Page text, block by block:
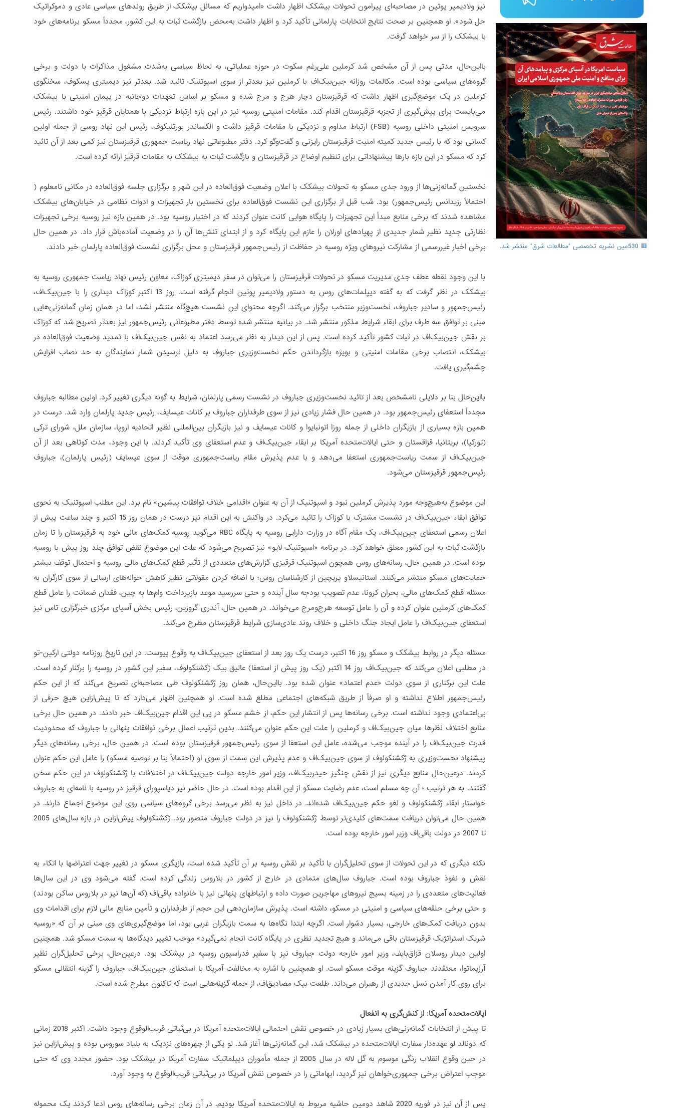
نیز ولادیمیر پوتین در مصاحبه‌ای پیرامون تحولات بیشکک اظهار داشت «امیدواریم که مسائل بیشکک از طریق روندهای سیاسی عادی و دموکراتیک
حل شود». او همچنین بر صحت نتایج انتخابات پارلمانی تأکید کرد و اظهار داشت به‌محض بازگشت ثبات به این کشور، مجدداً مسکو برنامه‌های خود
با بیشکک را از سر خواهد گرفت.
بااین‌حال، مدتی پس از آن مشخص شد کرملین علی‌رغم سکوت در حوزه عملیاتی، به لحاظ سیاسی به‌شدت مشغول مذاکرات با دولت و برخی
گروه‌های سیاسی بوده است. مکالمات روزانه جین‌بیک‌اف با کرملین نیز بعدتر از سوی اسپوتنیک تائید ‌شد. بعدتر نیز دیمیتری پسکوف، سخنگوی
کرملین در یک موضع‌گیری اظهار داشت که قرقیزستان دچار هرج و مرج شده و مسکو بر اساس تعهدات دوجانبه در پیمان امنیتی با بیشکک
می‌بایست برای پیش‌گیری از تجزیه قرقیزستان اقدام کند. مقامات امنیتی روسیه نیز در این بازه ارتباط نزدیکی با همتایان قرقیز خود داشتند. رئیس
سرویس امنیتی داخلی روسیه (FSB) ارتباط مداوم و نزدیکی با مقامات قرقیز داشت و الکساندر بورتنیکوف، رئیس این نهاد روسی از جمله اولین
کسانی بود که با رئیس جدید کمیته امنیت قرقیزستان رایزنی و گفت‌و‌گو کرد. دفتر مطبوعاتی نهاد ریاست جمهوری قرقیزستان نیز کمی بعد از آن تائید
کرد که مسکو در این بازه بارها پیشنهاداتی برای تنظیم اوضاع در قرقیزستان و بازگشت ثبات به بیشکک به مقامات قرقیز ارائه کرده است.
نخستین گمانه‌زنی‌ها از ورود جدی مسکو به تحولات بیشکک با اعلان وضعیت فوق‌العاده در این شهر و برگزاری جلسه فوق‌العاده در مکانی نامعلوم (
احتمالاً رزیدانس رئیس‌جمهور) بود. شب قبل از برگزاری این نشست فوق‌العاده برای نخستین بار تجهیزات و ادوات نظامی در خیابان‌های بیشکک
مشاهده شدند که برخی منابع مبدأ این تجهیزات را پایگاه هوایی کانت عنوان کردند که در اختیار روسیه بود. در همین بازه نیز روسیه برخی تجهیزات
نظارتی جدید نظیر شمار جدیدی از پهپادهای اورلان را عازم این پایگاه کرد و از ابتدای تنش‌ها آن را در وضعیت آماده‌باش قرار داد. در همین حال
برخی اخبار غیررسمی از مشارکت نیروهای ویژه روسیه در حفاظت از رئیس‌جمهور قرقیزستان و محل برگزاری نشست فوق‌العاده پارلمان خبر دادند.
با این وجود نقطه عطف جدی مدیریت مسکو در تحولات قرقیزستان را می‌توان در سفر دیمیتری کوزاک، معاون رئیس نهاد ریاست جمهوری روسیه به
بیشکک در نظر گرفت که به گفته دیپلمات‌های روس به دستور ولادیمیر پوتین انجام گرفته است. روز 13 اکتبر کوزاک دیداری را با جین‌بیک‌اف،
رئیس‌جمهور و سادیر جباروف، نخست‌وزیر منتخب برگزار می‌کند. اگرچه محتوای این نشست هیچ‌گاه منتشر نشد، اما در همان زمان گمانه‌زنی‌هایی
مبنی بر توافق سه طرف برای ابقاء شرایط مذکور منتشر شد. در بیانیه منتشر شده توسط دفتر مطبوعاتی رئیس‌جمهور نیز بعدتر تصریح شد که کوزاک
بر نقش جین‌بیک‌اف در ثبات کشور تأکید کرده است. پس از این دیدار به نظر می‌رسد اعتماد به نفس جین‌بیک‌اف با تمدید وضعیت فوق‌العاده در
بیشکک، انتصاب برخی مقامات امنیتی و بویژه بازگرداندن حکم نخست‌وزیری جباروف به دلیل نرسیدن شمار نمایندگان به حد نصاب افزایش
چشم‌گیری یافت.
بااین‌حال بنا بر دلایلی نامشخص بعد از تائید نخست‌وزیری جباروف در نشست رسمی پارلمان، شرایط به گونه دیگری تغییر کرد. اولین مطالبه جباروف
مجدداً استعفای رئیس‌جمهور بود. در همین حال فشار زیادی نیز از سوی طرفداران جباروف بر کانات عیسایف، رئیس جدید پارلمان وارد شد. درست در
همین بازه بسیاری از بازیگران داخلی از جمله روزا اتونبایوا و کانات عیسایف و نیز بازیگران بین‌المللی نظیر اتحادیه اروپا، سازمان ملل، شورای ترکی
(تورکپا)، بریتانیا، قزاقستان و حتی ایالات‌متحده آمریکا بر ابقاء جین‌بیک‌اف و عدم استعفای وی تأکید کردند. با این وجود، مدت کوتاهی بعد از آن
جین‌بیک‌اف از سمت ریاست‌جمهوری استعفا می‌دهد و با عدم پذیرش مقام ریاست‌جمهوری موقت از سوی عیسایف (رئیس پارلمان)، جباروف
رئیس‌جمهور قرقیزستان می‌شود.
این موضوع به‌هیچ‌وجه مورد پذیرش کرملین نبود و اسپوتنیک از آن به عنوان «اقدامی خلاف توافقات پیشین» نام برد. این مطلب اسپوتنیک به نحوی
توافق ابقاء جین‌بیک‌اف در نشست مشترک با کوزاک را تائید می‌کرد. در واکنش به این اقدام نیز درست در همان روز 15 اکتبر و چند ساعت پیش از
اعلان رسمی استعفای جین‌بیک‌اف، یک مقام آگاه در وزارت دارایی روسیه به پایگاه RBC می‌گوید روسیه کمک‌های مالی خود به قرقیزستان را تا زمان
بازگشت ثبات به این کشور معلق خواهد کرد. در برنامه «اسپوتنیک لایو» نیز تصریح می‌شود که علت این موضوع نقض توافق چند روز پیش با روسیه
بوده است. در همین حال، رسانه‌های روس‌ همچون اسپوتنیک قرقیزی گزارش‌های متعددی از تأثیر قطع کمک‌های مالی روسیه و احتمال توقف بیشتر
حمایت‌های مسکو منتشر می‌کنند. استانیسلاو پریچین از کارشناسان روس؛ با اضافه کردن مقولاتی نظیر کاهش حواله‌های ارسالی از سوی کارگران به
مسئله قطع کمک‌های مالی، بحران کرونا، عدم تصویب بودجه سال آینده و حتی سررسید موعد بازپرداخت وام‌ها به چین، فقدان ضمانت را عامل قطع
کمک‌های کرملین عنوان کرده و آن را عامل توسعه هرج‌و‌مرج می‌خواند. در همین حال، آندری گروزین، رئیس بخش آسیای مرکزی خبرگزاری تاس نیز
استعفای جین‌بیک‌اف را عامل ایجاد جنگ داخلی و خلاف روند عادی‌سازی شرایط قرقیزستان مطرح می‌کند.
مسئله دیگر در روابط بیشکک و مسکو روز 16 اکتبر، درست یک روز بعد از استعفای جین‌بیک‌اف به وقوع پیوست. در این تاریخ روزنامه دولتی ارکین-تو
در مطلبی اعلان می‌کند که جین‌بیک‌اف روز 14 اکتبر (یک روز پیش از استعفا) عالیق بیک ژکشنکولوف، سفیر این کشور در روسیه را برکنار کرده است.
علت این برکناری از سوی دولت «عدم اعتماد» عنوان شده بود. بااین‌حال، همان روز ژکشنکولوف طی مصاحبه‌ای تصریح می‌کند که از این حکم
رئیس‌جمهور اطلاع نداشته و او صرفاً از طریق شبکه‌های اجتماعی مطلع شده است. او همچنین اظهار می‌دارد که تا پیش‌ازاین هیچ حرفی از
بی‌اعتمادی وجود نداشته است. برخی رسانه‌ها پس از انتشار این حکم، از خشم مسکو در پی این اقدام جین‌بیک‌اف خبر دادند. در همین حال برخی
منابع اختلاف نظرها میان جین‌بیک‌اف و کرملین را علت این حکم عنوان می‌کنند. بدین ترتیب اعمال برخی توافقات پنهانی با جباروف که محدودیت
قدرت جین‌بیک‌اف را در آینده موجب می‌شده، عامل این استعفا از سوی رئیس‌جمهور قرقیزستان بوده است. در همین حال، برخی رسانه‌های دیگر
پیشنهاد نخست‌وزیری به ژکشنکولوف از سوی جین‌بیک‌اف و عدم پذیرش این سمت از سوی او (احتمالاً بنا بر توصیه مسکو) را عامل این حکم عنوان
کردند. درعین‌حال منابع دیگری نیز از نقش چنگیز حیدربیک‌اف، وزیر امور خارجه دولت جین‌بیک‌اف در اختلافات با ژکشنکولوف در این حکم سخن
گفتند. به هر ترتیب ؛ آن چه مسلم است، عدم رضایت مسکو از این اقدام بوده است. در حال حاضر نیز دیاسپورای قرقیز در روسیه با نامه‌ای به جباروف
خواستار ابقاء ژکشنکولوف و لغو حکم جین‌بیک‌اف شده‌اند. در داخل نیز به نظر می‌رسد برخی گروه‌های سیاسی روی این موضوع اجماع دارند. در
همین حال می‌توان دریافت سمت‌های کلیدی‌تر توسط ژکشنکولوف را نیز در دولت جباروف متصور بود. ژکشنکولوف پیش‌ازاین در بازه سال‌های 2005
تا 2007 در دولت باقی‌اف وزیر امور خارجه بوده است.
نکته دیگری که در این تحولات از سوی تحلیل‌گران با تأکید بر نقش روسیه بر آن تأکید شده است، بازیگری مسکو در تغییر جهت اعتراضها با اتکاء به
نقش و نفوذ جباروف بوده است. جباروف سال‌های متمادی در خارج از کشور در بلاروس زندگی کرده است. گفته می‌شود وی در این سال‌ها
فعالیت‌های متعددی را در زمینه بسیج نیروهای مهاجرین صورت داده و ارتباطهای پنهانی نیز با خانواده باقی‌اف (که آن‌ها نیز در بلاروس ساکن بودند)
و حتی برخی حلقه‌های سیاسی و امنیتی در مسکو، داشته است. پذیرش سازمان‌دهی این حجم از طرفداران و تأمین منابع مالی لازم برای اقدامات وی
بدون دریافت کمک‌های خارجی، بسیار دشوار است. اگرچه ابتدا نگاه‌ها به سمت بازیگران غربی بود، اما موضع‌گیری‌های وی مبنی بر آن که «روسیه
شریک استراتژیک قرقیزستان باقی می‌ماند و هیچ تجدید نظری در پایگاه کانت انجام نمی‌گیرد» موجب تغییر دیدگاه‌ها به سمت مسکو شد. همچنین
اولین دیدار روسلان قزاق‌بایف، وزیر امور خارجه دولت جباروف نیز با سفیر فدراسیون روسیه در بیشکک بود. درعین‌حال، برخی تحلیل‌گران نظیر
آرزیماتوا، معتقدند جباروف گزینه موقت مسکو است. او همچنین با اشاره به مخالفت آمریکا با استعفای جین‌بیک‌اف، جباروف را گزینه انتقالی مسکو
برای روی کار آمدن نسل جدیدی از رهبران می‌داند. طلعت بیک مصادیق‌اف، از جمله‌ گزینه‌هایی است که تاکنون مطرح شده است.
ایالات‌متحده آمریکا: از کنش‌گری به انفعال
تا پیش از انتخابات گمانه‌زنی‌های بسیار زیادی در خصوص نقش احتمالی ایالات‌متحده آمریکا در بی‌ثباتی قریب‌الوقوع وجود داشت. اکتبر 2018 زمانی
که دونالد لو عهده‌دار سفارت ایالات‌متحده در بیشکک شد، این گمانه‌زنی‌ها آغاز شد. لو یکی از چهره‌های نزدیک به بنیاد سوروس بوده و پیش‌ازاین نیز
در حین وقوع انقلاب رنگی موسوم به گل لاله در سال 2005 از جمله مأموران دیپلماتیک سفارت آمریکا در بیشکک بود. حضور مجدد وی که حتی
موجب اعتراض برخی جمهوری‌خواهان نیز گردید، ابهاماتی را در خصوص نقش آمریکا در بی‌ثباتی قریب‌الوقوع به وجود آورد.
پس از آن نیز در فوریه 2020 شاهد دومین حاشیه مربوط به ایالات‌متحده آمریکا بودیم. در آن زمان برخی رسانه‌های روس ادعا کردند یک محموله
🟥 530مین نشریه تخصصی "مطالعات شرق" منتشر شد.